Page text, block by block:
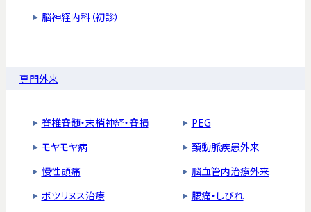
脳神経内科（初診）
専門外来
脊椎脊髄・末梢神経・脊損
モヤモヤ病
慢性頭痛
ボツリヌス治療
PEG
頚動脈疾患外来
脳血管内治療外来
腰痛・しびれ